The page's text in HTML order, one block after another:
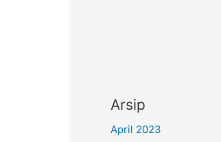
Arsip
April 2023